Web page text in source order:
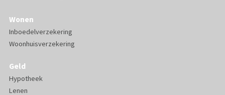
Wonen
Inboedelverzekering
Woonhuisverzekering
Geld
Hypotheek
Lenen